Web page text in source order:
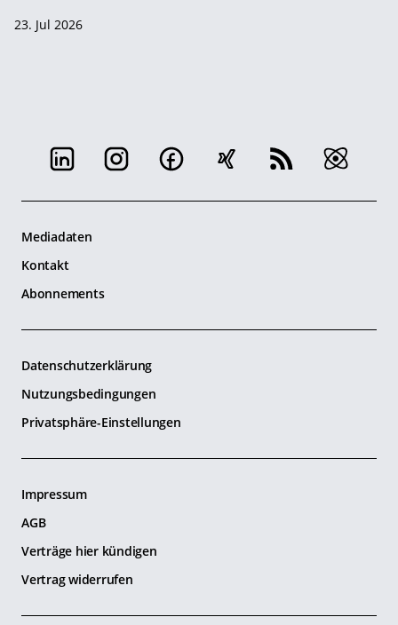
23. Jul 2026
Mediadaten
Kontakt
Abonnements
Datenschutzerklärung
Nutzungsbedingungen
Privatsphäre-Einstellungen
Impressum
AGB
Verträge hier kündigen
Vertrag widerrufen